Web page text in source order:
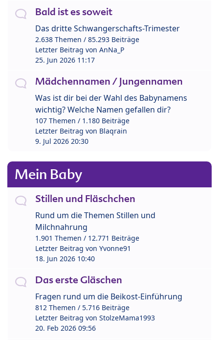
Bald ist es soweit
Das dritte Schwangerschafts-Trimester
2.638 Themen / 85.293 Beiträge
Letzter Beitrag von AnNa_P
25. Jun 2026 11:17
Mädchennamen / Jungennamen
Was ist dir bei der Wahl des Babynamens
wichtig? Welche Namen gefallen dir?
107 Themen / 1.180 Beiträge
Letzter Beitrag von Blaqrain
9. Jul 2026 20:30
Mein Baby
Stillen und Fläschchen
Rund um die Themen Stillen und
Milchnahrung
1.901 Themen / 12.771 Beiträge
Letzter Beitrag von Yvonne91
18. Jun 2026 10:40
Das erste Gläschen
Fragen rund um die Beikost-Einführung
812 Themen / 5.716 Beiträge
Letzter Beitrag von StolzeMama1993
20. Feb 2026 09:56